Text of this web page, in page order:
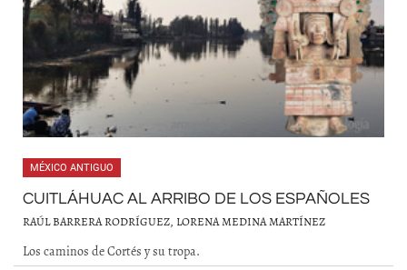
MÉXICO ANTIGUO
CUITLÁHUAC AL ARRIBO DE LOS ESPAÑOLES
RAÚL BARRERA RODRÍGUEZ, LORENA MEDINA MARTÍNEZ
Los caminos de Cortés y su tropa.